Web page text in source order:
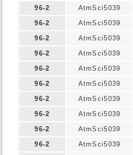
96-2
AtmSci5039
96-2
AtmSci5039
96-2
AtmSci5039
96-2
AtmSci5039
96-2
AtmSci5039
96-2
AtmSci5039
96-2
AtmSci5039
96-2
AtmSci5039
96-2
AtmSci5039
96-2
AtmSci5039